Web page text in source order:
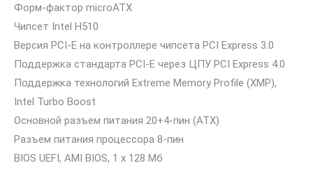
Форм-фактор microATX
Чипсет Intel H510
Версия PCI-E на контроллере чипсета PCI Express 3.0
Поддержка стандарта PCI-E через ЦПУ PCI Express 4.0
Поддержка технологий Extreme Memory Profile (XMP),
Intel Turbo Boost
Основной разъем питания 20+4-пин (ATX)
Разъем питания процессора 8-пин
BIOS UEFI, AMI BIOS, 1 х 128 Мб